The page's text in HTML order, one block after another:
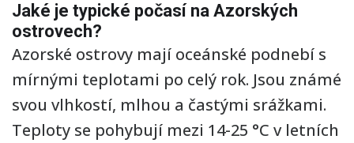
Jaké je typické počasí na Azorských
ostrovech?
Azorské ostrovy mají oceánské podnebí s
mírnými teplotami po celý rok. Jsou známé
svou vlhkostí, mlhou a častými srážkami.
Teploty se pohybují mezi 14-25 °C v letních